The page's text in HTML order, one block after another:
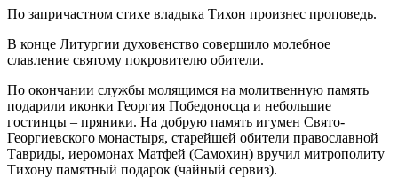
По запричастном стихе владыка Тихон произнес проповедь.
В конце Литургии духовенство совершило молебное
славление святому покровителю обители.
По окончании службы молящимся на молитвенную память
подарили иконки Георгия Победоносца и небольшие
гостинцы – пряники. На добрую память игумен Свято-
Георгиевского монастыря, старейшей обители православной
Тавриды, иеромонах Матфей (Самохин) вручил митрополиту
Тихону памятный подарок (чайный сервиз).